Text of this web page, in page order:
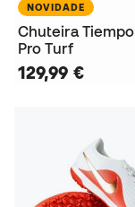
NOVIDADE
Chuteira
Pro Turf
129,99 €